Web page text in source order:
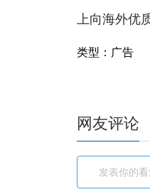
上向海外优
类型：广告
网友评论